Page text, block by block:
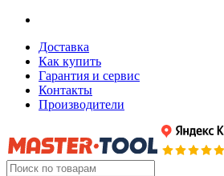
Доставка
Как купить
Гарантия и сервис
Контакты
Производители